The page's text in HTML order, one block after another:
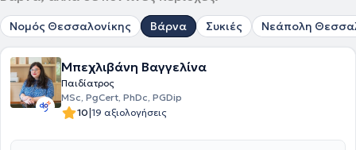
Νομός Θεσσαλονίκης Βάρνα Συκιές Νεάπολη
Μπεχλιβάνη Βαγγελίνα
Παιδίατρος
MSc, PgCert, PhDc, PGDip
10|19 αξιολογήσεις